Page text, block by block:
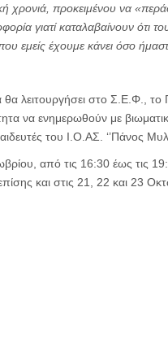
χρονιά, προκειμένου να
γιατί καταλαβαίνουν ότι
εμείς έχουμε κάνει όσο
λειτουργήσει στο Σ.Ε.Φ.,
να ενημερωθούν με
του Ι.Ο.ΑΣ. ‘’Πάνος
από τις 16:30 έως τις
και στις 21, 22 και 23